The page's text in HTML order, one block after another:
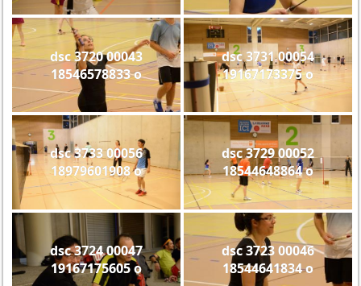
dsc 3720 00043
18546578833 o
dsc 3731 00054
19167173375 o
dsc 3733 00056
18979601908 o
dsc 3729 00052
18544648864 o
dsc 3724 00047
19167175605 o
dsc 3723 00046
18544641834 o